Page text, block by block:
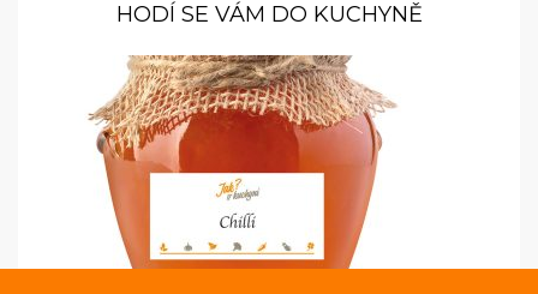
HODÍ SE VÁM DO KUCHYNĚ